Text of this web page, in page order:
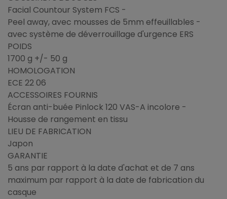
Facial Countour System FCS -
Peel away, avec mousses de 5mm effeuillables -
avec système de déverrouillage d'urgence ERS
POIDS
1700 g +/- 50 g
HOMOLOGATION
ECE 22 06
ACCESSOIRES FOURNIS
Écran anti-buée Pinlock 120 VAS-A incolore -
Housse de rangement en tissu
LIEU DE FABRICATION
Japon
GARANTIE
5 ans par rapport à la date d'achat et de 7 ans
maximum par rapport à la date de fabrication du
casque